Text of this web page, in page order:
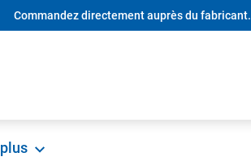
Commandez directement auprès du fabricant.
plus